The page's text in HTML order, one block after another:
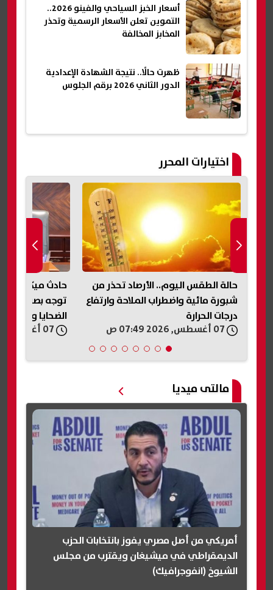
أسعار الخبز السياحي والفينو 2026..
التموين تعلن الأسعار الرسمية وتحذر
المخابز المخالفة
ظهرت حالًا.. نتيجة الشهادة الإعدادية
الدور الثاني 2026 برقم الجلوس
اختيارات المحرر
حالة الطقس اليوم.. الأرصاد تحذر من
شبورة مائية واضطراب الملاحة وارتفاع
درجات الحرارة
حادث ميكروباص
توجه بصرف
الضحايا
مالتى ميديا
أمريكي من أصل مصري يفوز بانتخابات الحزب
الديمقراطي في ميشيغان ويقترب من مجلس
الشيوخ (انفوجرافيك)